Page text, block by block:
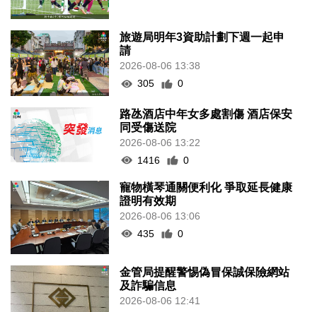
旅遊局明年3資助計劃下週一起申
請
2026-08-06 13:38
305
0
路氹酒店中年女多處割傷 酒店保安
同受傷送院
2026-08-06 13:22
1416
0
寵物橫琴通關便利化 爭取延長健康
證明有效期
2026-08-06 13:06
435
0
金管局提醒警惕偽冒保誠保險網站
及詐騙信息
2026-08-06 12:41